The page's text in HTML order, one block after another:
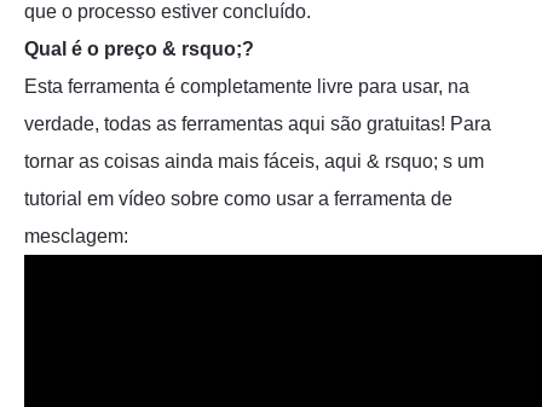
que o processo estiver concluído.
Qual é o preço & rsquo;?
Esta ferramenta é completamente livre para usar, na
verdade, todas as ferramentas aqui são gratuitas! Para
tornar as coisas ainda mais fáceis, aqui & rsquo; s um
tutorial em vídeo sobre como usar a ferramenta de
mesclagem: